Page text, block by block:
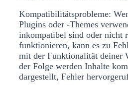
Kompatibilitätsprobleme:
Plugins oder -Themes
inkompatibel sind oder nicht
funktionieren, kann es zu
mit der Funktionalität deiner
der Folge werden Inhalte
dargestellt, Fehler